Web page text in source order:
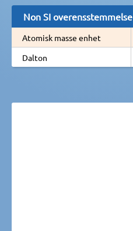
Non SI overensstemmelse
Atomisk masse enhet
Dalton